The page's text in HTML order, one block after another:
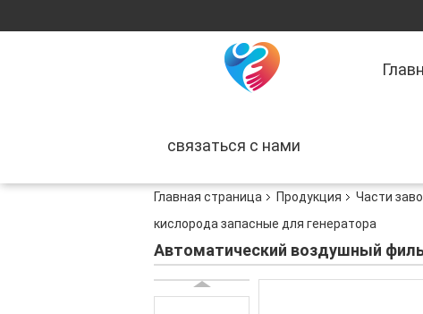
связаться с нами
Главная страница Продукция Части
кислорода запасные для генератора
Автоматический воздушный